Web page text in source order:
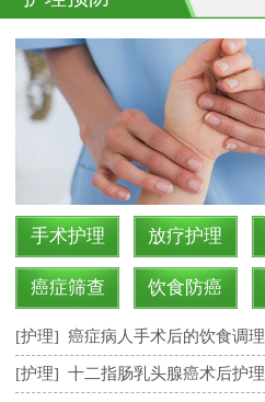
手术护理 放疗护理
癌症筛查 饮食防癌
[护理] 癌症病人手术后的饮食调理
[护理] 十二指肠乳头腺癌术后护理